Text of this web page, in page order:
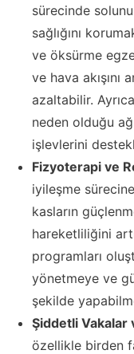
sürecinde
sağlığını
ve öksürme
ve hava akışını
azaltabilir.
neden olduğu
işlevlerini
Fizyoterapi ve
iyileşme
kasların
hareketliliğini
programları
yönetmeye ve
şekilde
Şiddetli Vakalar
özellikle birden